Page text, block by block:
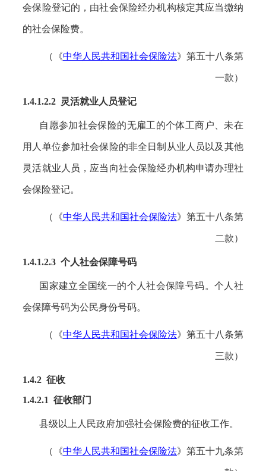
会保险登记的，由社会保险经办机构核定其应当缴纳
的社会保险费。
（《中华人民共和国社会保险法》第五十八条第
一款）
1.4.1.2.2 灵活就业人员登记
自愿参加社会保险的无雇工的个体工商户、未在
用人单位参加社会保险的非全日制从业人员以及其他
灵活就业人员，应当向社会保险经办机构申请办理社
会保险登记。
（《中华人民共和国社会保险法》第五十八条第
二款）
1.4.1.2.3 个人社会保障号码
国家建立全国统一的个人社会保障号码。个人社
会保障号码为公民身份号码。
（《中华人民共和国社会保险法》第五十八条第
三款）
1.4.2 征收
1.4.2.1征收部门
县级以上人民政府加强社会保险费的征收工作。
（《中华人民共和国社会保险法》第五十九条第